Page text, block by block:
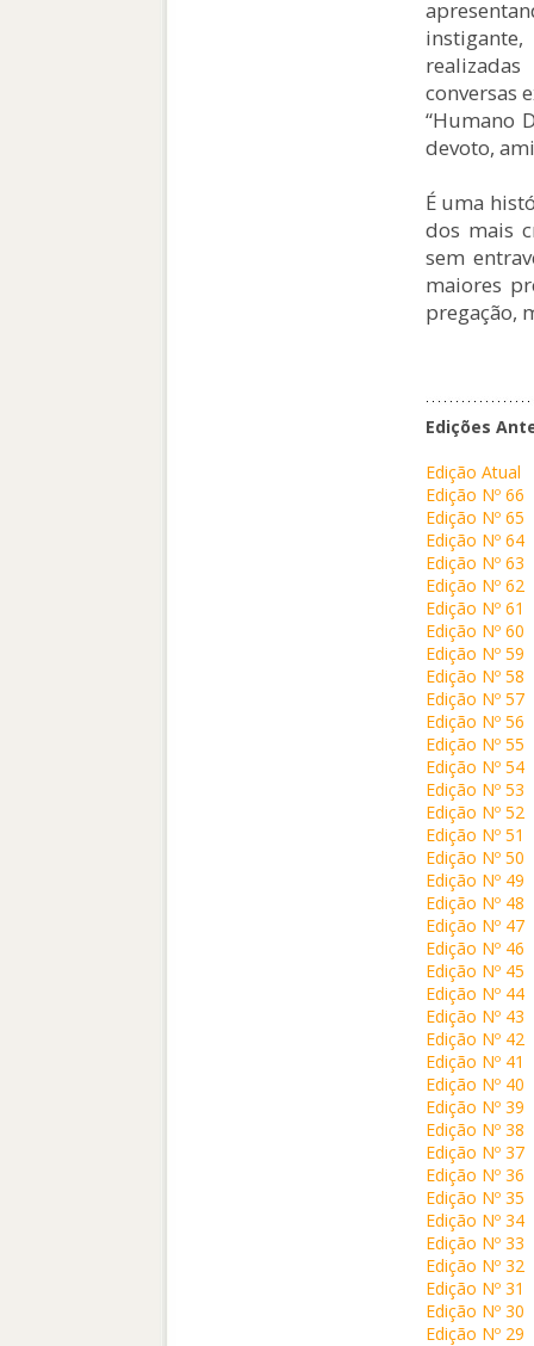
conversas
“Humano
devoto,
É uma
dos mais
sem
maiores
pregação,
Edições
Edição Atual
Edição Nº 66
Edição Nº 65
Edição Nº 64
Edição Nº 63
Edição Nº 62
Edição Nº 61
Edição Nº 60
Edição Nº 59
Edição Nº 58
Edição Nº 57
Edição Nº 56
Edição Nº 55
Edição Nº 54
Edição Nº 53
Edição Nº 52
Edição Nº 51
Edição Nº 50
Edição Nº 49
Edição Nº 48
Edição Nº 47
Edição Nº 46
Edição Nº 45
Edição Nº 44
Edição Nº 43
Edição Nº 42
Edição Nº 41
Edição Nº 40
Edição Nº 39
Edição Nº 38
Edição Nº 37
Edição Nº 36
Edição Nº 35
Edição Nº 34
Edição Nº 33
Edição Nº 32
Edição Nº 31
Edição Nº 30
Edição Nº 29